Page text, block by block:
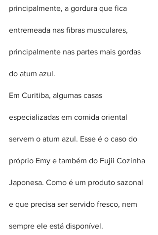
principalmente, a gordura que fica
entremeada nas fibras musculares,
principalmente nas partes mais gordas
do atum azul.
Em Curitiba, algumas casas
especializadas em comida oriental
servem o atum azul. Esse é o caso do
próprio Emy e também do Fujii Cozinha
Japonesa. Como é um produto sazonal
e que precisa ser servido fresco, nem
sempre ele está disponível.